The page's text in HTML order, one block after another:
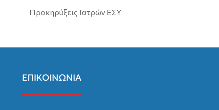
Προκηρύξεις Ιατρών ΕΣΥ
ΕΠΙΚΟΙΝΩΝΙΑ